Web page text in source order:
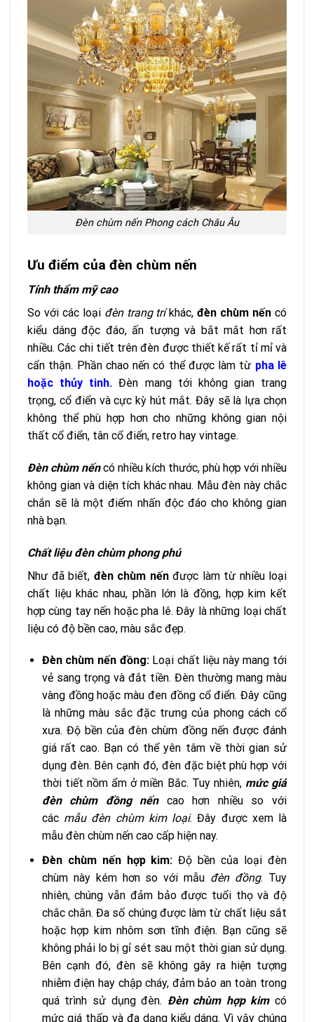
Đèn chùm nến Phong cách Châu Âu
Ưu điểm của đèn chùm nến
Tính thẩm mỹ cao
So với các loạiđèn trang tríkhác, đèn chùm nến có
kiểu dáng độc đáo, ấn tượng và bắt mắt hơn rất
nhiều. Các chi tiết trên đèn được thiết kế rất tỉ mỉ và
cẩn thận. Phần chao nến có thể được làm từ pha lê
hoặc thủy tinh. Đèn mang tới không gian trang
trọng, cổ điển và cực kỳ hút mắt. Đây sẽ là lựa chọn
không thể phù hợp hơn cho những không gian nội
thất cổ điển, tân cổ điển, retro hay vintage.
Đèn chùm nếncó nhiều kích thước, phù hợp với nhiều
không gian và diện tích khác nhau. Mẫu đèn này chắc
chắn sẽ là một điểm nhấn độc đáo cho không gian
nhà bạn.
Chất liệu đèn chùm phong phú
Như đã biết, đèn chùm nếnđược làm từ nhiều loại
chất liệu khác nhau, phần lớn là đồng, hợp kim kết
hợp cùng tay nến hoặc pha lê. Đây là những loại chất
liệu có độ bền cao, màu sắc đẹp.
Đèn chùm nến đồng:Loại chất liệu này mang tới
vẻ sang trọng và đắt tiền. Đèn thường mang màu
vàng đồng hoặc màu đen đồng cổ điển. Đây cũng
là những màu sắc đặc trưng của phong cách cổ
xưa. Độ bền của đèn chùm đồng nến được đánh
giá rất cao. Bạn có thể yên tâm về thời gian sử
dụng đèn. Bên cạnh đó, đèn đặc biệt phù hợp với
thời tiết nồm ẩm ở miền Bắc. Tuy nhiên, mức giá
đèn chùm đồng nếncao hơn nhiều so với
cácmẫu đèn chùm kim loại. Đây được xem là
mẫu đèn chùm nến cao cấp hiện nay.
Đèn chùm nến hợp kim: Độ bền của loại đèn
chùm này kém hơn so với mẫu đèn đồng. Tuy
nhiên, chúng vẫn đảm bảo được tuổi thọ và độ
chắc chắn. Đa số chúng được làm từ chất liệu sắt
hoặc hợp kim nhôm sơn tĩnh điện. Bạn cũng sẽ
không phải lo bị gỉ sét sau một thời gian sử dụng.
Bên cạnh đó, đèn sẽ không gây ra hiện tượng
nhiễm điện hay chập cháy, đảm bảo an toàn trong
quá trình sử dụng đèn. Đèn chùm hợp kimcó
mức giá thấp và đa dạng kiểu dáng. Vì vậy chúng